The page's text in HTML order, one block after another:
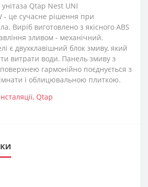
Qtap Nest UNI
- це сучасне рішення при
Виріб виготовлено з якісного ABS
зливом - механічний.
є двухклавішний блок змиву, який
витрати води. Панель змиву з
гармонійно поєднується з
і облицювальною плиткою.
, Qtap